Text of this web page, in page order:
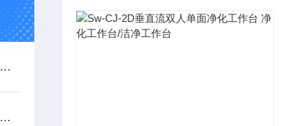
压缩空气供气系统设计与气体质量控制
使用多功能全自动生化培养箱的几个注意事项